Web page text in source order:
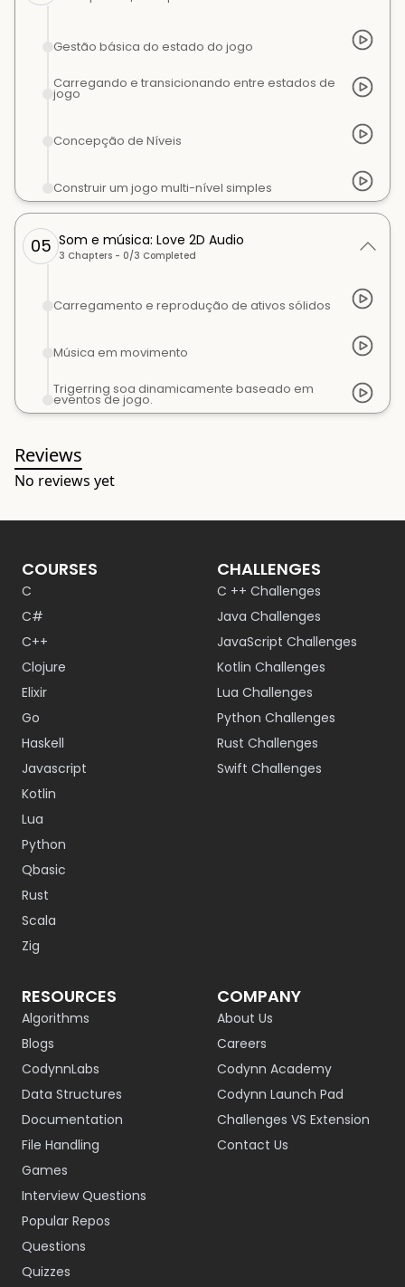
Gestão básica do estado do jogo
Carregando e transicionando entre estados de
jogo
Concepção de Níveis
Construir um jogo multi-nível simples
05 Som e música: Love 2D Audio
3 Chapters - 0/3 Completed
Carregamento e reprodução de ativos sólidos
Música em movimento
Trigerring soa dinamicamente baseado em
eventos de jogo.
Reviews
No reviews yet
COURSES
C
C#
C++
Clojure
Elixir
Go
Haskell
Javascript
Kotlin
Lua
Python
Qbasic
Rust
Scala
Zig
CHALLENGES
C ++ Challenges
Java Challenges
JavaScript Challenges
Kotlin Challenges
Lua Challenges
Python Challenges
Rust Challenges
Swift Challenges
RESOURCES
Algorithms
Blogs
CodynnLabs
Data Structures
Documentation
File Handling
Games
Interview Questions
Popular Repos
Questions
Quizzes
COMPANY
About Us
Careers
Codynn Academy
Codynn Launch Pad
Challenges VS Extension
Contact Us